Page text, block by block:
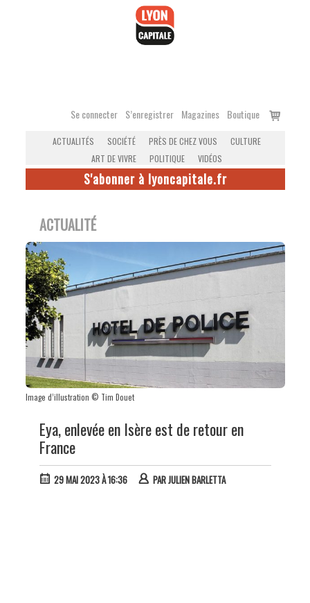
Se connecter S’enregistrer Magazines Boutique
Voir
ACTUALITÉS SOCIÉTÉ PRÈS DE CHEZ VOUS
CULTURE
ART DE VIVRE
POLITIQUE VIDÉOS
S'abonner à lyoncapitale.fr
ACTUALITÉ
Image d’illustration © Tim Douet
Eya, enlevée en Isère est de retour en
France
29 MAI 2023 À 16:36 PARJULIEN BARLETTA